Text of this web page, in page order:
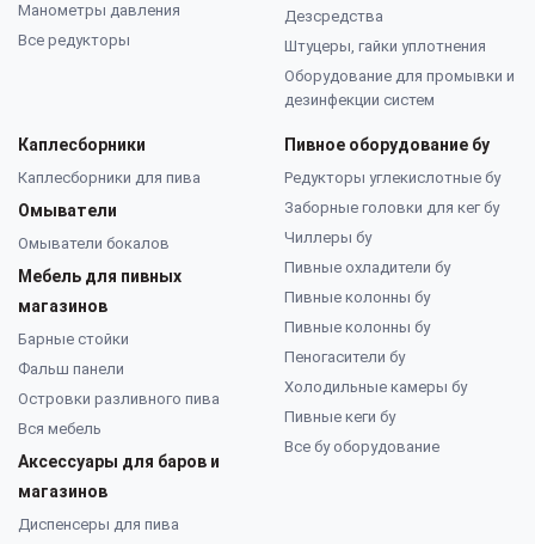
Манометры давления
Все редукторы
Дезсредства
Штуцеры, гайки уплотнения
Оборудование для промывки и
дезинфекции систем
Каплесборники
Каплесборники для пива
Омыватели
Омыватели бокалов
Мебель для пивных
магазинов
Барные стойки
Фальш панели
Островки разливного пива
Вся мебель
Аксессуары для баров и
магазинов
Диспенсеры для пива
Пивное оборудование бу
Редукторы углекислотные бу
Заборные головки для кег бу
Чиллеры бу
Пивные охладители бу
Пивные колонны бу
Пивные колонны бу
Пеногасители бу
Холодильные камеры бу
Пивные кеги бу
Все бу оборудование